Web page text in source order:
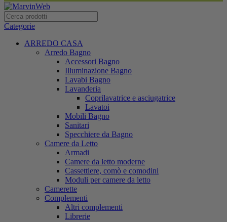
Categorie
ARREDO CASA
Arredo Bagno
Accessori Bagno
Illuminazione Bagno
Lavabi Bagno
Lavanderia
Coprilavatrice e asciugatrice
Lavatoi
Mobili Bagno
Sanitari
Specchiere da Bagno
Camere da Letto
Armadi
Camere da letto moderne
Cassettiere, comò e comodini
Moduli per camere da letto
Camerette
Complementi
Altri complementi
Librerie